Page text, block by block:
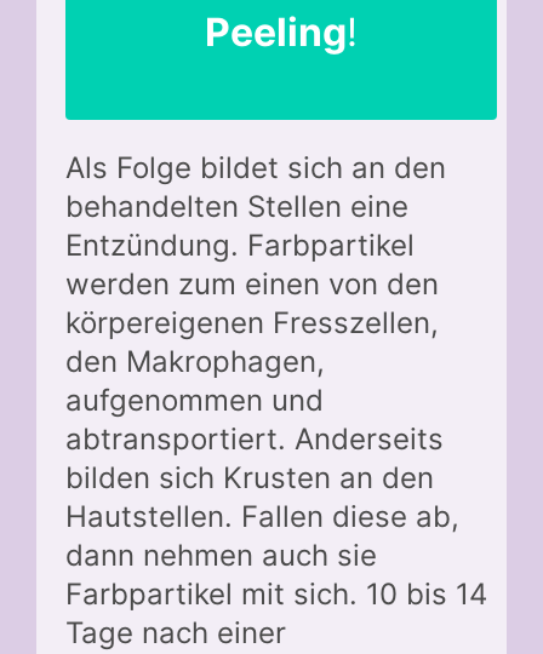
Peeling!
Als Folge bildet sich an den
behandelten Stellen eine
Entzündung. Farbpartikel
werden zum einen von den
körpereigenen Fresszellen,
den Makrophagen,
aufgenommen und
abtransportiert. Anderseits
bilden sich Krusten an den
Hautstellen. Fallen diese ab,
dann nehmen auch sie
Farbpartikel mit sich. 10 bis 14
Tage nach einer